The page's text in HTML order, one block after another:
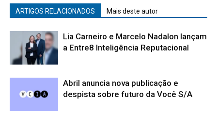
ARTIGOS RELACIONADOS Mais deste autor
Lia Carneiro e Marcelo Nadalon lançam
a Entre8 Inteligência Reputacional
Abril anuncia nova publicação e
despista sobre futuro da Você S/A